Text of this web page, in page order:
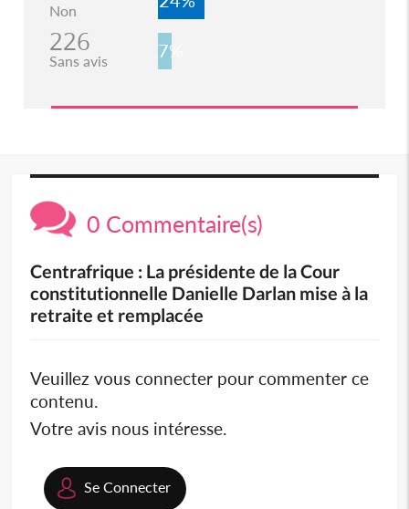
Non
226
Sans avis 7%
0 Commentaire(s)
Centrafrique : La présidente de la Cour
constitutionnelle Danielle Darlan mise à la
retraite et remplacée
Veuillez vous connecter pour commenter ce
contenu.
Votre avis nous intéresse.
Se Connecter